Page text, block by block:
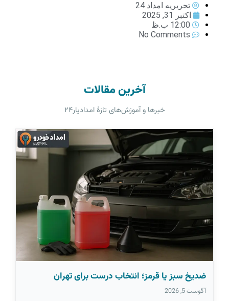
تحریریه امداد 24
اکتبر 31, 2025
12:00 ب.ظ
No Comments
آخرین مقالات
خبرها و آموزش‌های تازهٔ امدادیار۲۴
ضدیخ سبز یا قرمز؛ انتخاب درست برای تهران
آگوست 5, 2026